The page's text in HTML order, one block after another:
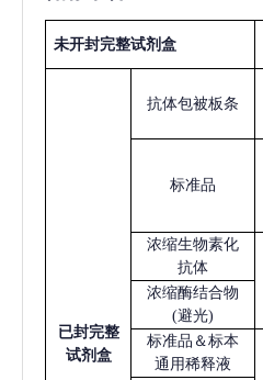
未开封完整试剂盒
已封完整
试剂盒
抗体包被板条
标准品
浓缩生物素化
抗体
浓缩酶结合物
(避光)
标准品＆标本
通用稀释液